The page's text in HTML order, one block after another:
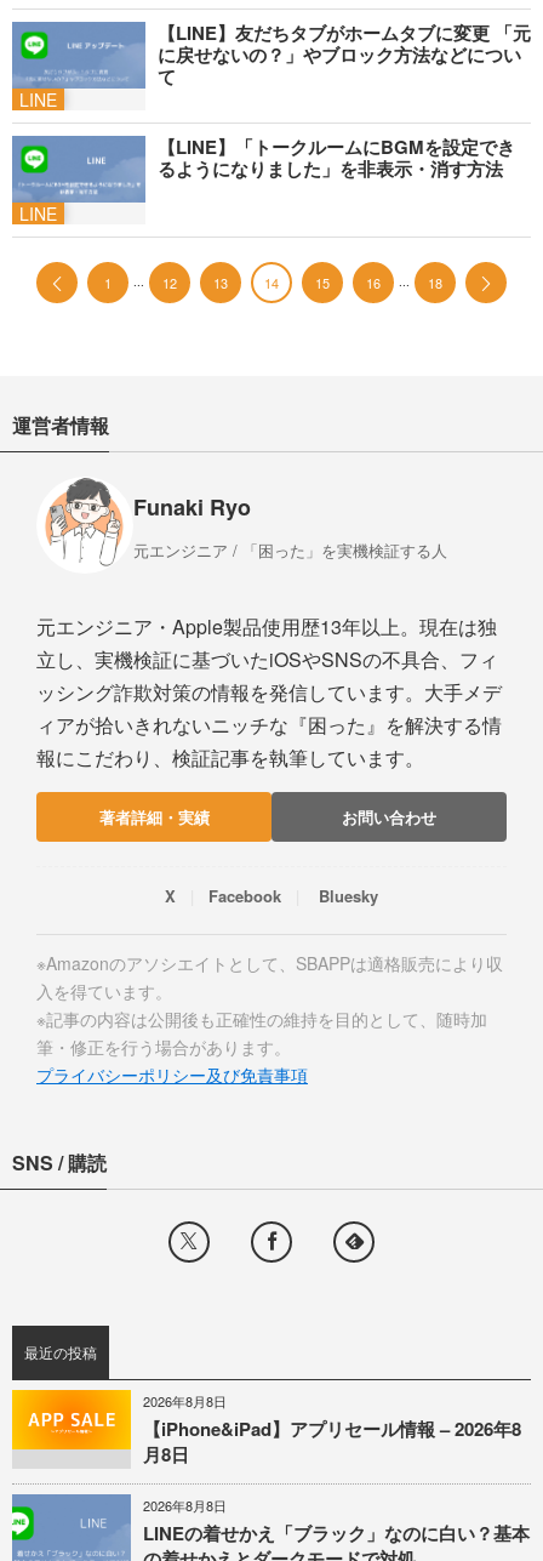
LINE
【LINE】友だちタブがホームタブに変更 「元
に戻せないの？」やブロック方法などについ
て
LINE
【LINE】「トークルームにBGMを設定でき
るようになりました」を非表示・消す方法
1 ... 12 13 14 15 16 ... 18
運営者情報
Funaki Ryo
元エンジニア / 「困った」を実機検証する人
元エンジニア・Apple製品使用歴13年以上。現在は独
立し、実機検証に基づいたiOSやSNSの不具合、フィ
ッシング詐欺対策の情報を発信しています。大手メデ
ィアが拾いきれないニッチな『困った』を解決する情
報にこだわり、検証記事を執筆しています。
著者詳細・実績 お問い合わせ
X Facebook Bluesky
※Amazonのアソシエイトとして、SBAPPは適格販売により収
入を得ています。
※記事の内容は公開後も正確性の維持を目的として、随時加
筆・修正を行う場合があります。
プライバシーポリシー及び免責事項
SNS / 購読
最近の投稿
2026年8月8日
【iPhone&iPad】アプリセール情報 – 2026年8
月8日
2026年8月8日
LINEの着せかえ「ブラック」なのに白い？基本